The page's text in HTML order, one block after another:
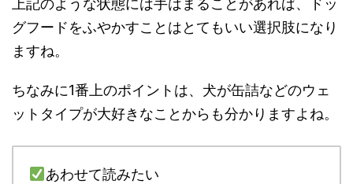
上記のような状態には手はまることがあれば、ドッ
グフードをふやかすことはとてもいい選択肢になり
ますね。
ちなみに1番上のポイントは、犬が缶詰などのウェ
ットタイプが大好きなことからも分かりますよね。
あわせて読みたい